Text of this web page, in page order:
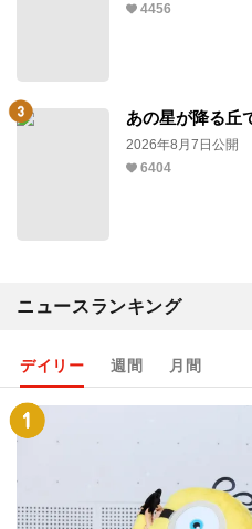
4456
あの星が降る丘
2026年8月7日公開
6404
ニュースランキング
デイリー 週間 月間